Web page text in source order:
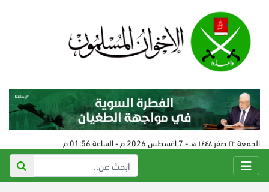
الجمعة ٢٣ صفر ١٤٤٨ هـ - 7 أغسطس 2026 م - الساعة 01:56 م